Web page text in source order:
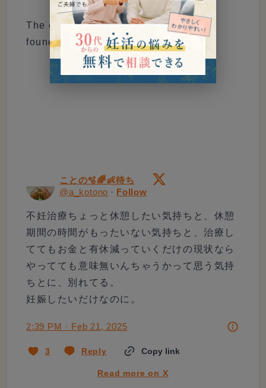
The embedded tweet could not be
found…
ことの🫧🌈👶待ち
@a_kotono · Follow
不妊治療ちょっと休憩したい気持ちと、休憩
期間の時間がもったいない気持ちと、治療し
ててもお金と有休減っていくだけの現状なら
やってても意味無いんちゃうかって思う気持
ちとに、別れてる。
妊娠したいだけなのに。
2:39 PM · Feb 21, 2025
3 Reply Copy link
Read more on X